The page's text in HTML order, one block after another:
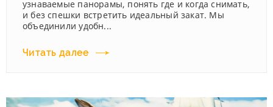
узнаваемые панорамы, понять где и когда снимать,
и без спешки встретить идеальный закат. Мы
объединили удобн...
Читать далее